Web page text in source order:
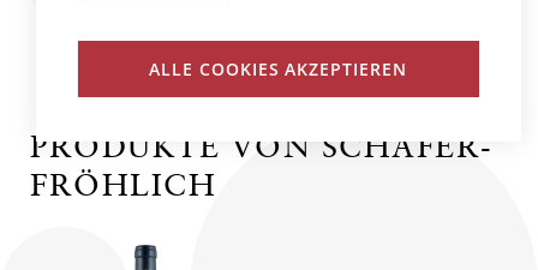
PRODUKTE VON SCHÄFER-
FRÖHLICH
ALLE COOKIES AKZEPTIEREN